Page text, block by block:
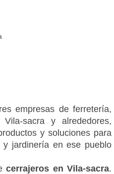
empresas de ferretería,
sacra y alrededores,
y soluciones para
jardinería en ese pueblo
cerrajeros en Vila-sacra.